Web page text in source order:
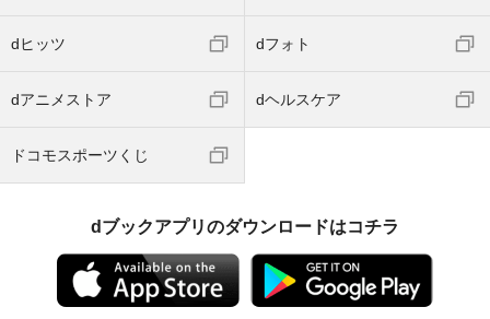
dヒッツ dフォト
dアニメストア dヘルスケア
ドコモスポーツくじ
dブックアプリのダウンロードはコチラ